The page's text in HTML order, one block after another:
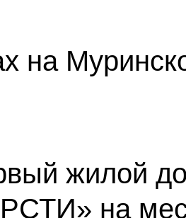
на
жилой
на